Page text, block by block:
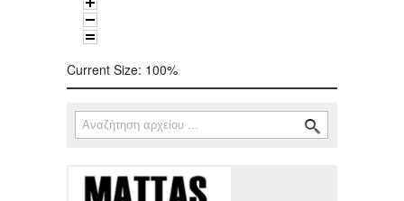
Current Size: 100%
Φόρμα αναζήτησης
Αναζήτηση